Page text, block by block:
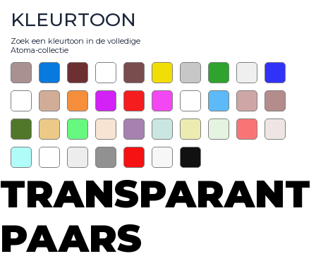
KLEURTOON
Zoek een kleurtoon in de volledige
Atoma-collectie
TRANSPARANT
PAARS